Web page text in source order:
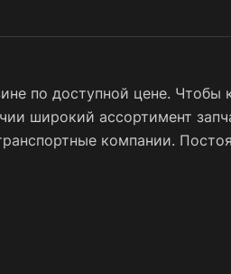
по доступной цене. Чтобы
широкий ассортимент
компании.